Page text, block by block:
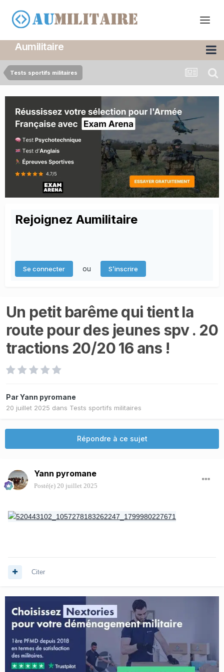
Aumilitaire
Tests sportifs militaires
Rejoignez Aumilitaire
Se connecter ou S’inscrire
Un petit barême qui tient la
route pour des jeunes spv . 20
tractions 20/20 16 ans !
ParYann pyromane
20 juillet 2025 dans Tests sportifs militaires
Répondre à ce sujet
Yann pyromane
Posté(e) 20 juillet 2025
Citer